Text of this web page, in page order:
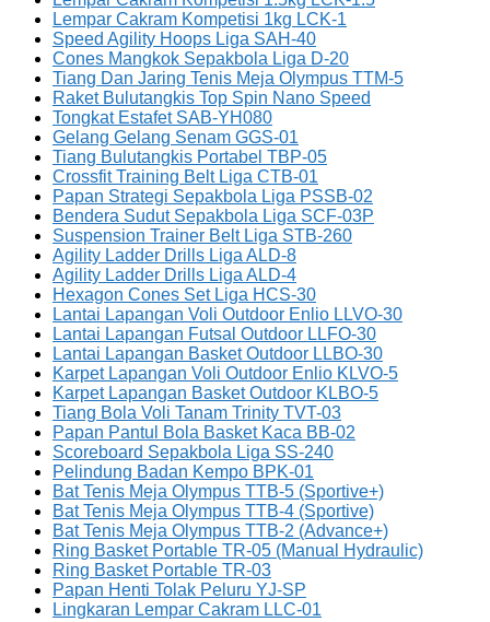
Lempar Cakram Kompetisi 1kg LCK-1
Speed Agility Hoops Liga SAH-40
Cones Mangkok Sepakbola Liga D-20
Tiang Dan Jaring Tenis Meja Olympus TTM-5
Raket Bulutangkis Top Spin Nano Speed
Tongkat Estafet SAB-YH080
Gelang Gelang Senam GGS-01
Tiang Bulutangkis Portabel TBP-05
Crossfit Training Belt Liga CTB-01
Papan Strategi Sepakbola Liga PSSB-02
Bendera Sudut Sepakbola Liga SCF-03P
Suspension Trainer Belt Liga STB-260
Agility Ladder Drills Liga ALD-8
Agility Ladder Drills Liga ALD-4
Hexagon Cones Set Liga HCS-30
Lantai Lapangan Voli Outdoor Enlio LLVO-30
Lantai Lapangan Futsal Outdoor LLFO-30
Lantai Lapangan Basket Outdoor LLBO-30
Karpet Lapangan Voli Outdoor Enlio KLVO-5
Karpet Lapangan Basket Outdoor KLBO-5
Tiang Bola Voli Tanam Trinity TVT-03
Papan Pantul Bola Basket Kaca BB-02
Scoreboard Sepakbola Liga SS-240
Pelindung Badan Kempo BPK-01
Bat Tenis Meja Olympus TTB-5 (Sportive+)
Bat Tenis Meja Olympus TTB-4 (Sportive)
Bat Tenis Meja Olympus TTB-2 (Advance+)
Ring Basket Portable TR-05 (Manual Hydraulic)
Ring Basket Portable TR-03
Papan Henti Tolak Peluru YJ-SP
Lingkaran Lempar Cakram LLC-01